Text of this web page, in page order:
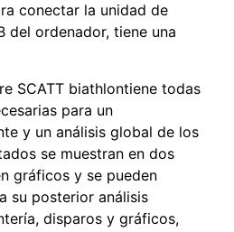
conectar la unidad de
del ordenador, tiene una
SCATT biathlontiene todas
para un
y un análisis global de los
se muestran en dos
gráficos y se pueden
su posterior análisis
disparos y gráficos,